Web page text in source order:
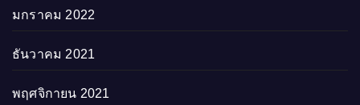
มกราคม 2022
ธันวาคม 2021
พฤศจิกายน 2021